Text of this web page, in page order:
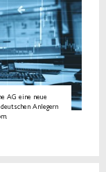
AG eine neue
Anlegern